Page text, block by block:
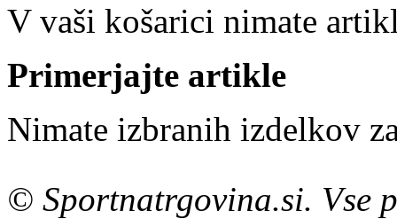
V vaši košarici nimate
Primerjajte artikle
Nimate izbranih izdelkov
© Sportnatrgovina.si. Vse